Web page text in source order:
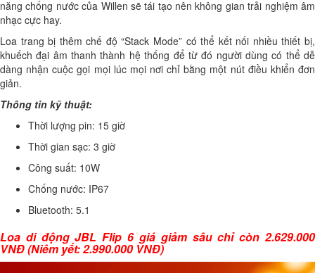
năng chống nước của Willen sẽ tái tạo nên không gian trải nghiệm âm
nhạc cực hay.
Loa trang bị thêm chế độ “Stack Mode” có thể kết nối nhiều thiết bị,
khuếch đại âm thanh thành hệ thống để từ đó người dùng có thể dễ
dàng nhận cuộc gọi mọi lúc mọi nơi chỉ bằng một nút điều khiển đơn
giản.
Thông tin kỹ thuật:
Thời lượng pin: 15 giờ
Thời gian sạc: 3 giờ
Công suất: 10W
Chống nước: IP67
Bluetooth: 5.1
Loa di động JBL Flip 6 giá giảm sâu chỉ còn 2.629.000
VNĐ(Niêm yết:2.990.000 VNĐ)